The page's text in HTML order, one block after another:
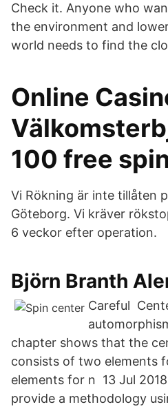
Check it. Anyone who
the environment and
world needs to find the
Online
100 free
Vi Rökning är inte tillåten
Göteborg. Vi kräver
6 veckor efter operation.
Björn Branth
Careful
chapter shows that the
consists of two elements
elements for n 13 Jul
provide a methodology